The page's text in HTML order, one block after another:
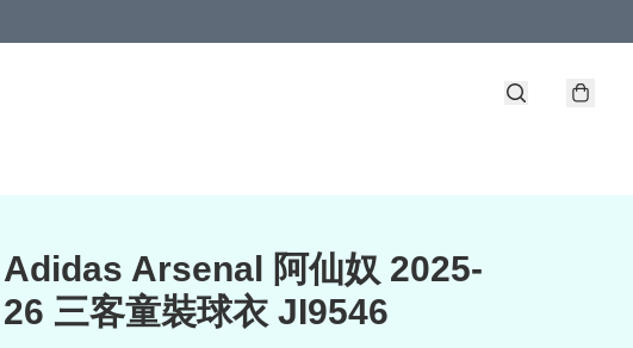
Adidas Arsenal 阿仙奴 2025-
26 三客童裝球衣 JI9546